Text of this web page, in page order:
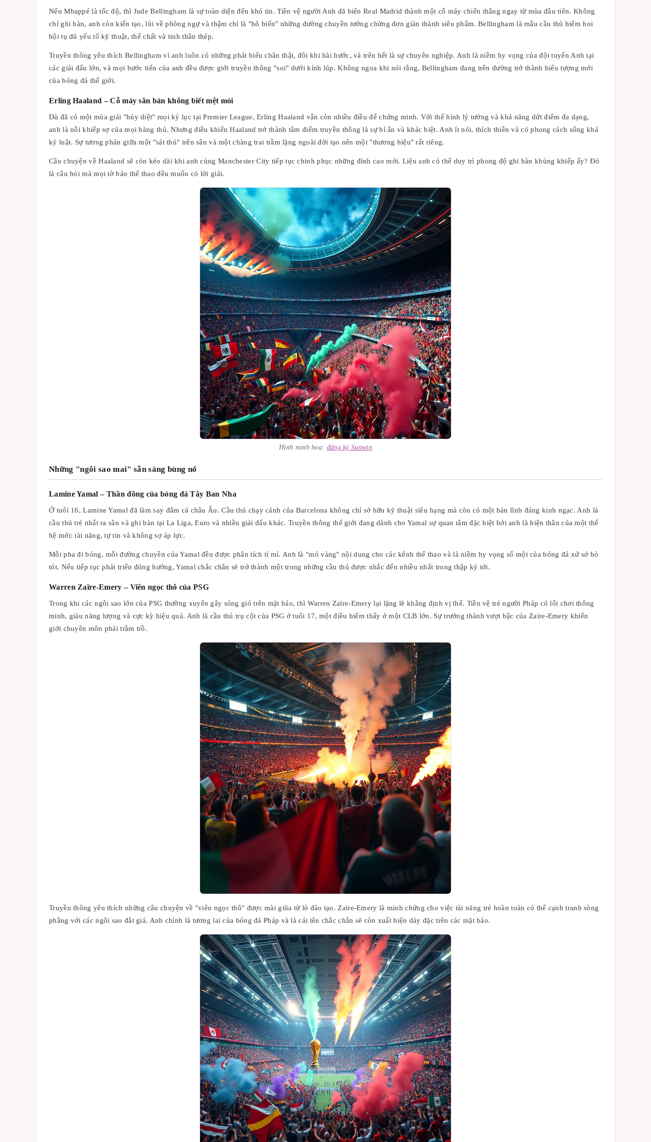
Nếu Mbappé là tốc độ, thì Jude Bellingham là sự toàn diện đến khó tin. Tiền vệ người Anh đã biến Real Madrid thành một cỗ máy chiến thắng ngay từ mùa đầu tiên. Không
chỉ ghi bàn, anh còn kiến tạo, lùi về phòng ngự và thậm chí là "hô biến" những đường chuyền tưởng chừng đơn giản thành siêu phẩm. Bellingham là mẫu cầu thủ hiếm hoi
hội tụ đủ yếu tố kỹ thuật, thể chất và tinh thần thép.
Truyền thông yêu thích Bellingham vì anh luôn có những phát biểu chân thật, đôi khi hài hước, và trên hết là sự chuyên nghiệp. Anh là niềm hy vọng của đội tuyển Anh tại
các giải đấu lớn, và mọi bước tiến của anh đều được giới truyền thông "soi" dưới kính lúp. Không ngoa khi nói rằng, Bellingham đang trên đường trở thành biểu tượng mới
của bóng đá thế giới.
Erling Haaland – Cỗ máy săn bàn không biết mệt mỏi
Dù đã có một mùa giải "hủy diệt" mọi kỷ lục tại Premier League, Erling Haaland vẫn còn nhiều điều để chứng minh. Với thể hình lý tưởng và khả năng dứt điểm đa dạng,
anh là nỗi khiếp sợ của mọi hàng thủ. Nhưng điều khiến Haaland trở thành tâm điểm truyền thông là sự bí ẩn và khác biệt. Anh ít nói, thích thiền và có phong cách sống khá
kỷ luật. Sự tương phản giữa một "sát thủ" trên sân và một chàng trai trầm lặng ngoài đời tạo nên một "thương hiệu" rất riêng.
Câu chuyện về Haaland sẽ còn kéo dài khi anh cùng Manchester City tiếp tục chinh phục những đỉnh cao mới. Liệu anh có thể duy trì phong độ ghi bàn khủng khiếp ấy? Đó
là câu hỏi mà mọi tờ báo thể thao đều muốn có lời giải.
Hình minh hoạ: đăng ký Sunwin
Những "ngôi sao mai" sẵn sàng bùng nổ
Lamine Yamal – Thần đồng của bóng đá Tây Ban Nha
Ở tuổi 16, Lamine Yamal đã làm say đắm cả châu Âu. Cầu thủ chạy cánh của Barcelona không chỉ sở hữu kỹ thuật siêu hạng mà còn có một bản lĩnh đáng kinh ngạc. Anh là
cầu thủ trẻ nhất ra sân và ghi bàn tại La Liga, Euro và nhiều giải đấu khác. Truyền thông thế giới đang dành cho Yamal sự quan tâm đặc biệt bởi anh là hiện thân của một thế
hệ mới: tài năng, tự tin và không sợ áp lực.
Mỗi pha đi bóng, mỗi đường chuyền của Yamal đều được phân tích tỉ mỉ. Anh là "mỏ vàng" nội dung cho các kênh thể thao và là niềm hy vọng số một của bóng đá xứ sở bò
tót. Nếu tiếp tục phát triển đúng hướng, Yamal chắc chắn sẽ trở thành một trong những cầu thủ được nhắc đến nhiều nhất trong thập kỷ tới.
Warren Zaïre-Emery – Viên ngọc thô của PSG
Trong khi các ngôi sao lớn của PSG thường xuyên gây sóng gió trên mặt báo, thì Warren Zaïre-Emery lại lặng lẽ khẳng định vị thế. Tiền vệ trẻ người Pháp có lối chơi thông
minh, giàu năng lượng và cực kỳ hiệu quả. Anh là cầu thủ trụ cột của PSG ở tuổi 17, một điều hiếm thấy ở một CLB lớn. Sự trưởng thành vượt bậc của Zaïre-Emery khiến
giới chuyên môn phải trầm trồ.
Truyền thông yêu thích những câu chuyện về "viên ngọc thô" được mài giũa từ lò đào tạo. Zaïre-Emery là minh chứng cho việc tài năng trẻ hoàn toàn có thể cạnh tranh sòng
phẳng với các ngôi sao đắt giá. Anh chính là tương lai của bóng đá Pháp và là cái tên chắc chắn sẽ còn xuất hiện dày đặc trên các mặt báo.